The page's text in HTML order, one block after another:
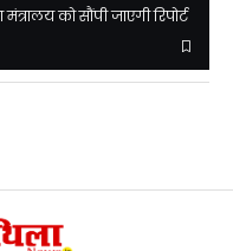
को सौंपी जाएगी रिपोर्ट